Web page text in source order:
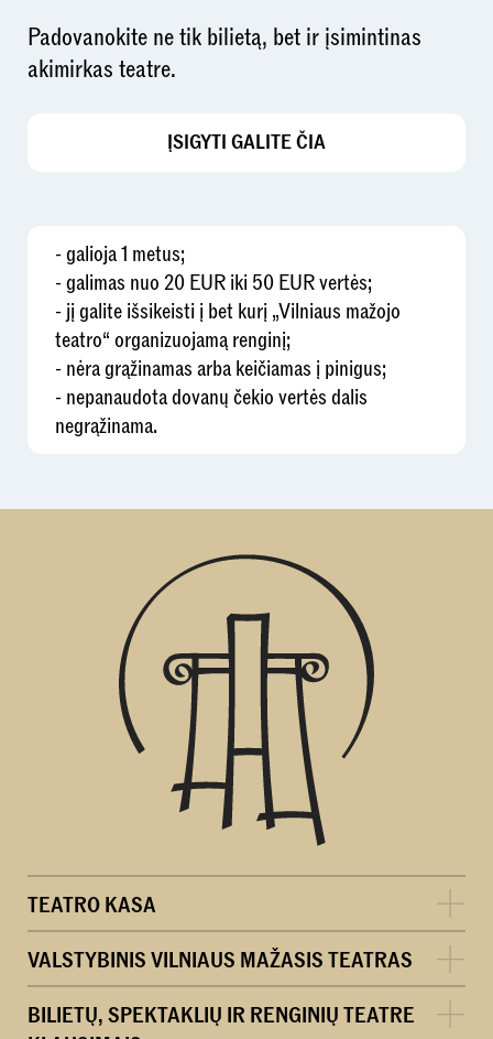
Padovanokite ne tik bilietą, bet ir įsimintinas
akimirkas teatre.
ĮSIGYTI GALITE ČIA
- galioja 1 metus;
- galimas nuo 20 EUR iki 50 EUR vertės;
- jį galite išsikeisti į bet kurį „Vilniaus mažojo
teatro“ organizuojamą renginį;
- nėra grąžinamas arba keičiamas į pinigus;
- nepanaudota dovanų čekio vertės dalis
negrąžinama.
TEATRO KASA
VALSTYBINIS VILNIAUS MAŽASIS TEATRAS
BILIETŲ, SPEKTAKLIŲ IR RENGINIŲ TEATRE